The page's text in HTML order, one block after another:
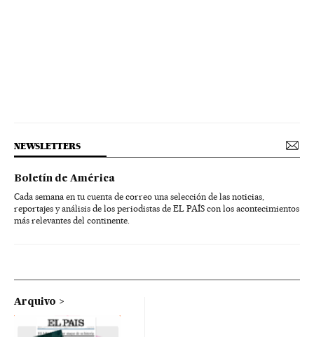
NEWSLETTERS
Boletín de América
Cada semana en tu cuenta de correo una selección de las noticias,
reportajes y análisis de los periodistas de EL PAÍS con los acontecimientos
más relevantes del continente.
Arquivo